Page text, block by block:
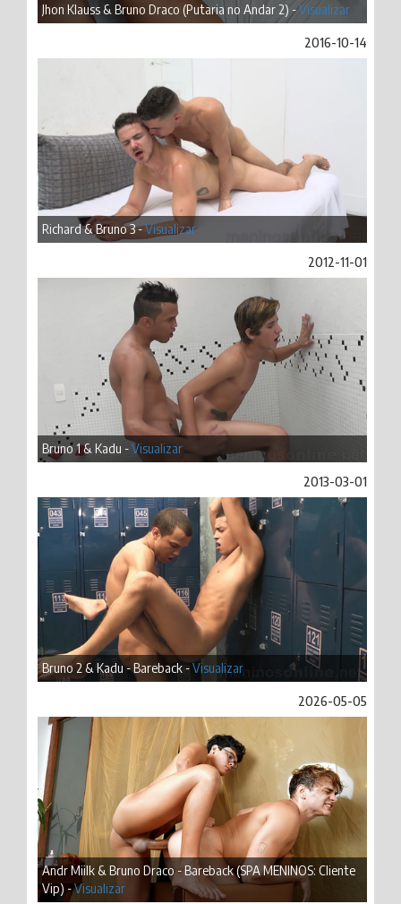
Jhon Klauss & Bruno Draco (Putaria no Andar 2) -Visualizar
2016-10-14
Richard & Bruno 3 -Visualizar
2012-11-01
Bruno 1 & Kadu -Visualizar
2013-03-01
Bruno 2 & Kadu - Bareback -Visualizar
2026-05-05
Andr Miilk & Bruno Draco - Bareback (SPA MENINOS: Cliente
Vip) -Visualizar